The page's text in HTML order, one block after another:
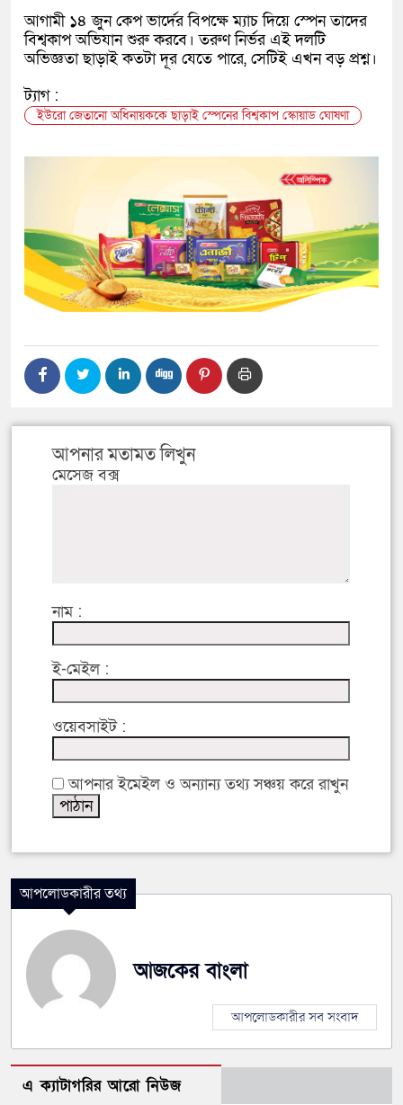
আগামী ১৪ জুন কেপ ভার্দের বিপক্ষে ম্যাচ দিয়ে স্পেন তাদের
বিশ্বকাপ অভিযান শুরু করবে। তরুণ নির্ভর এই দলটি
অভিজ্ঞতা ছাড়াই কতটা দূর যেতে পারে, সেটিই এখন বড় প্রশ্ন।
ট্যাগ :
ইউরো জেতানো অধিনায়ককে ছাড়াই স্পেনের বিশ্বকাপ স্কোয়াড ঘোষণা
আপনার মতামত লিখুন
মেসেজ বক্স
নাম :
ই-মেইল :
ওয়েবসাইট :
আপনার ইমেইল ও অন্যান্য তথ্য সঞ্চয় করে রাখুন
আপলোডকারীর তথ্য
আজকের বাংলা
আপলোডকারীর সব সংবাদ
এ ক্যাটাগরির আরো নিউজ